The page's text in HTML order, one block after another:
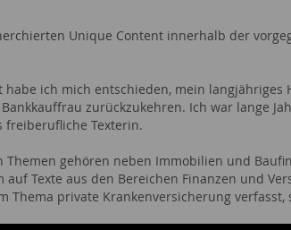
Unique Content innerhalb der
habe ich mich entschieden, mein
zurückzukehren. Ich war lange
ich seit 2010 als freiberufliche Texterin.
Themen gehören neben Immobilien und
auf Texte aus den Bereichen Finanzen und
Thema private Krankenversicherung